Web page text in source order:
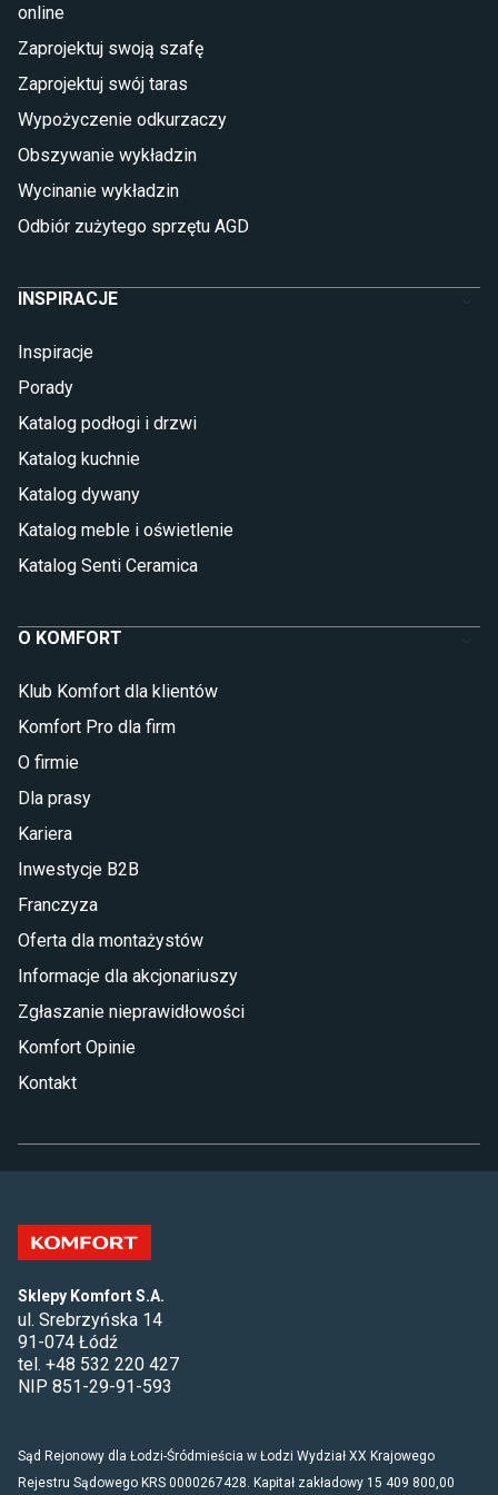
Płytki
Płytki Cersanit
Płytki wielkoformatowe
Glazura
Płytki marmurowe
online
Zaprojektuj swoją szafę
Zaprojektuj swój taras
Wypożyczenie odkurzaczy
Obszywanie wykładzin
Wycinanie wykładzin
Odbiór zużytego sprzętu AGD
INSPIRACJE
Inspiracje
Porady
Katalog podłogi i drzwi
Katalog kuchnie
Katalog dywany
Katalog meble i oświetlenie
Katalog Senti Ceramica
O KOMFORT
Klub Komfort dla klientów
Komfort Pro dla firm
O firmie
Dla prasy
Kariera
Inwestycje B2B
Franczyza
Oferta dla montażystów
Informacje dla akcjonariuszy
Zgłaszanie nieprawidłowości
Komfort Opinie
Kontakt
Sklepy Komfort S.A.
ul. Srebrzyńska 14
91-074 Łódź
tel. +48 532 220 427
NIP 851-29-91-593
Sąd Rejonowy dla Łodzi-Śródmieścia w Łodzi Wydział XX Krajowego
Rejestru Sądowego KRS 0000267428. Kapitał zakładowy 15 409 800,00